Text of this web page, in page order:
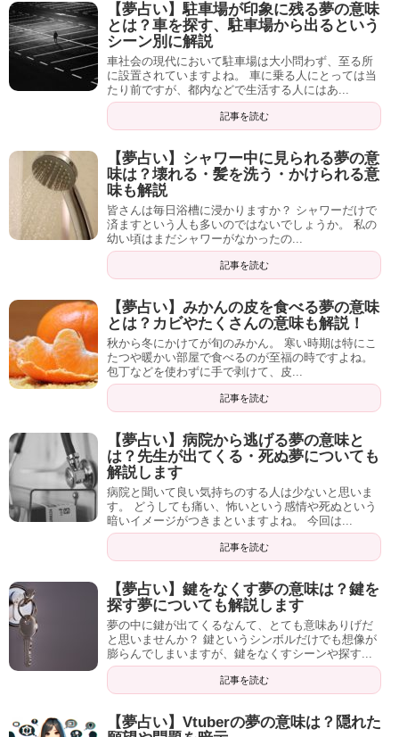
【夢占い】駐車場が印象に残る夢の意味
とは？車を探す、駐車場から出るという
シーン別に解説
車社会の現代において駐車場は大小問わず、至る所
に設置されていますよね。 車に乗る人にとっては当
たり前ですが、都内などで生活する人にはあ...
記事を読む
【夢占い】シャワー中に見られる夢の意
味は？壊れる・髪を洗う・かけられる意
味も解説
皆さんは毎日浴槽に浸かりますか？ シャワーだけで
済ますという人も多いのではないでしょうか。 私の
幼い頃はまだシャワーがなかったの...
記事を読む
【夢占い】みかんの皮を食べる夢の意味
とは？カビやたくさんの意味も解説！
秋から冬にかけてが旬のみかん。 寒い時期は特にこ
たつや暖かい部屋で食べるのが至福の時ですよね。
包丁などを使わずに手で剥けて、皮...
記事を読む
【夢占い】病院から逃げる夢の意味と
は？先生が出てくる・死ぬ夢についても
解説します
病院と聞いて良い気持ちのする人は少ないと思いま
す。 どうしても痛い、怖いという感情や死ぬという
暗いイメージがつきまといますよね。 今回は...
記事を読む
【夢占い】鍵をなくす夢の意味は？鍵を
探す夢についても解説します
夢の中に鍵が出てくるなんて、とても意味ありげだ
と思いませんか？ 鍵というシンボルだけでも想像が
膨らんでしまいますが、鍵をなくすシーンや探す...
記事を読む
【夢占い】Vtuberの夢の意味は？隠れた